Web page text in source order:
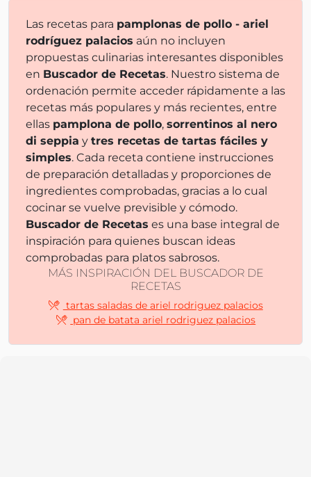
Las recetas para pamplonas de pollo - ariel
rodríguez palacios aún no incluyen
propuestas culinarias interesantes disponibles
en Buscador de Recetas. Nuestro sistema de
ordenación permite acceder rápidamente a las
recetas más populares y más recientes, entre
ellas pamplona de pollo, sorrentinos al nero
di seppia y tres recetas de tartas fáciles y
simples. Cada receta contiene instrucciones
de preparación detalladas y proporciones de
ingredientes comprobadas, gracias a lo cual
cocinar se vuelve previsible y cómodo.
Buscador de Recetas es una base integral de
inspiración para quienes buscan ideas
comprobadas para platos sabrosos.
MÁS INSPIRACIÓN DEL BUSCADOR DE
RECETAS
tartas saladas de ariel rodriguez palacios
pan de batata ariel rodriguez palacios